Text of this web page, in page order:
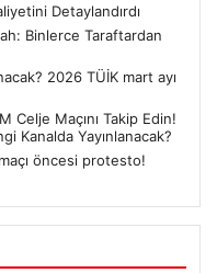
Detaylandırdı
Binlerce Taraftardan
2026 TÜİK mart ayı
Celje Maçını Takip Edin!
Kanalda Yayınlanacak?
öncesi protesto!